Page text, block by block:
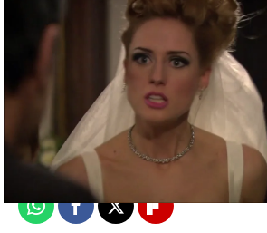
Madrid
Publicado:25 de octubre de 2021,
WhatsappFacebook
X Flipboard